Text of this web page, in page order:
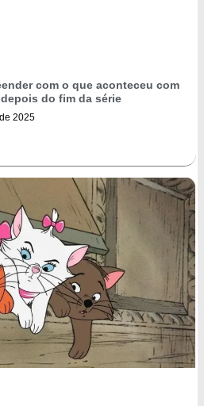
com o que aconteceu com
do fim da série
2025